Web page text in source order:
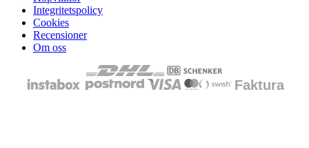
Integritetspolicy
Cookies
Recensioner
Om oss